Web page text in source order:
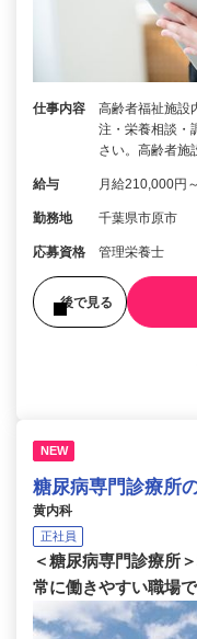
仕事内容
高齢者福祉施設
注・栄養相談・
さい。高齢者施
給与 月給210,000円
勤務地 千葉県市原市
応募資格 管理栄養士
後で見る
NEW
糖尿病専門診療所
黄内科
正社員
＜糖尿病専門診療所
常に働きやすい職場